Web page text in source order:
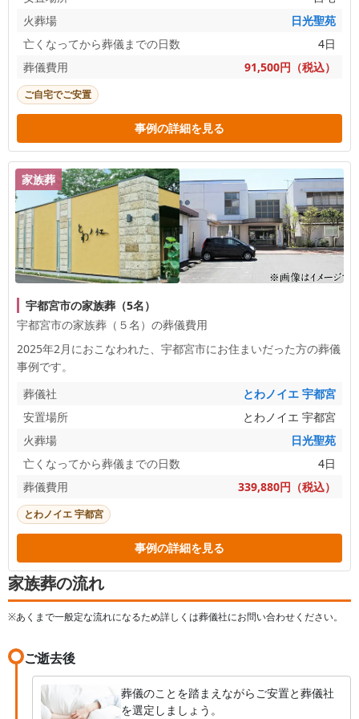
火葬場
日光聖苑
亡くなってから葬儀までの日数
4日
葬儀費用
91,500円（税込）
ご自宅でご安置
事例の詳細を見る
家族葬
宇都宮市の家族葬（5名）
宇都宮市の家族葬（５名）の葬儀費用
2025年2月におこなわれた、 宇都宮市にお住まいだった方の葬儀
事例です。
葬儀社
とわノイエ 宇都宮
安置場所
とわノイエ 宇都宮
火葬場
日光聖苑
亡くなってから葬儀までの日数
4日
葬儀費用
339,880円（税込）
とわノイエ 宇都宮
事例の詳細を見る
家族葬の流れ
※あくまで一般定な流れになるため詳しくは葬儀社にお問い合わせください。
ご逝去後
葬儀のことを踏まえながらご安置と葬儀社
を選定しましょう。